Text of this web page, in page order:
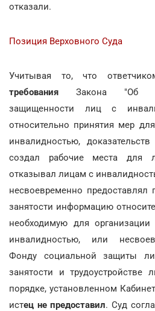
отказали.
Позиция Верховного Суда
Учитывая то, что
требования Закона "Об
защищенности лиц с
относительно принятия мер
инвалидностью,
создал рабочие места для
отказывал лицам с
несвоевременно предоставлял
занятости информацию
необходимую для организации
инвалидностью, или
Фонду социальной защиты
занятости и
порядке, установленном
истец не предоставил. Суд